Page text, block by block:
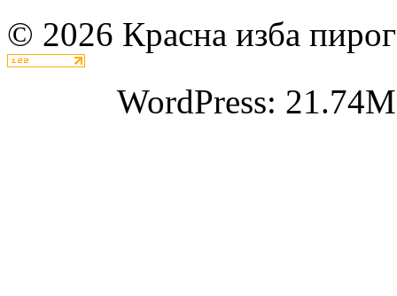
© 2026 Красна изба
WordPress: